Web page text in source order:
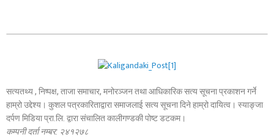
सत्यतथ्य , निष्पक्ष, ताजा समाचार, मनोरञ्जन तथा आधिकारिक सत्य सूचना प्रकाशन गर्ने
हाम्रो उद्देश्य। कुशल पत्रकारिताद्वारा समाजलाई सत्य सूचना दिने हाम्रो दायित्व। स्याङ्जा
दर्पण मिडिया प्रा.लि. द्वारा संचालित कालीगण्डकी पोष्ट डटकम।
कम्पनी दर्ता नम्बर: २४१२७८